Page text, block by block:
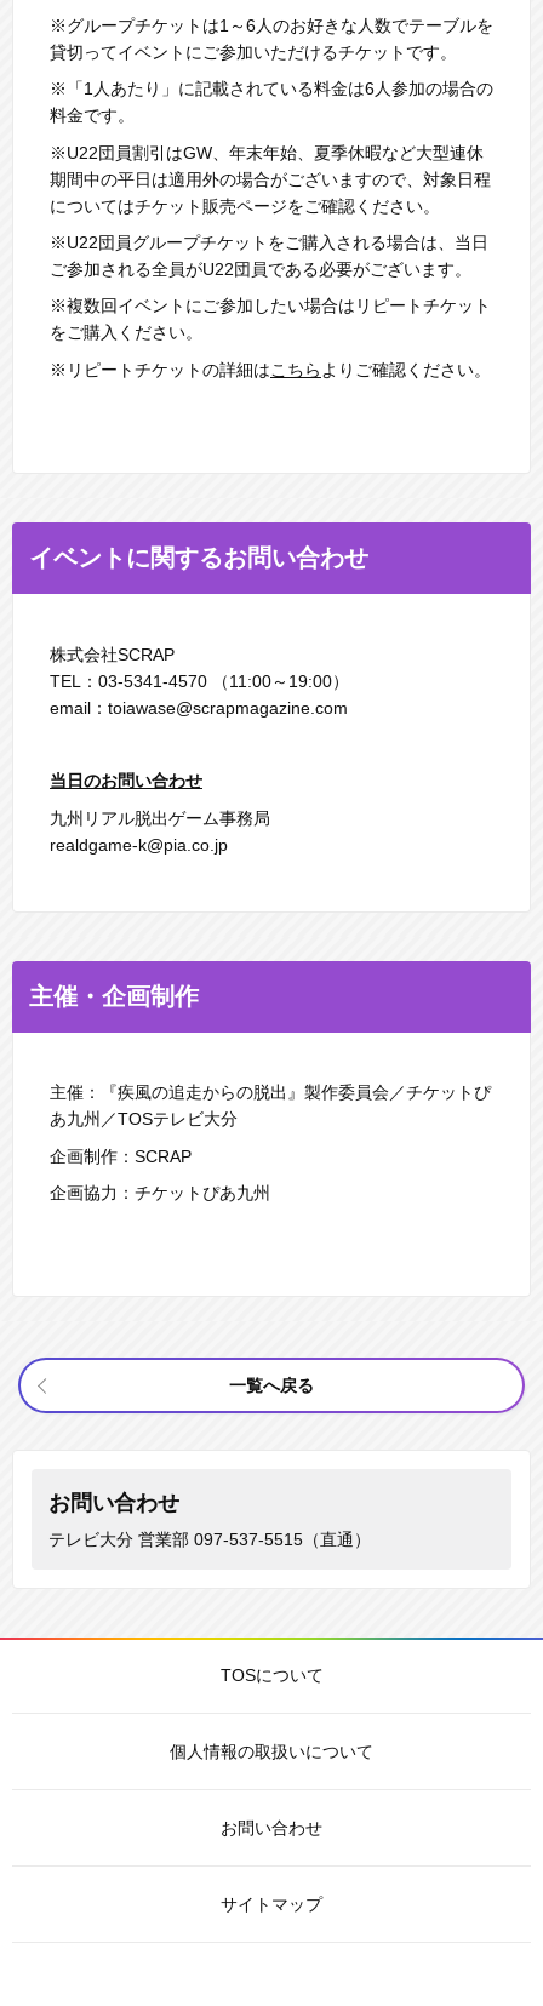
※グループチケットは1～6人のお好きな人数でテーブルを
貸切ってイベントにご参加いただけるチケットです。
※「1人あたり」に記載されている料金は6人参加の場合の
料金です。
※U22団員割引はGW、年末年始、夏季休暇など大型連休
期間中の平日は適用外の場合がございますので、対象日程
についてはチケット販売ページをご確認ください。
※U22団員グループチケットをご購入される場合は、当日
ご参加される全員がU22団員である必要がございます。
※複数回イベントにご参加したい場合はリピートチケット
をご購入ください。
※リピートチケットの詳細はこちら よりご確認ください。
イベントに関するお問い合わせ
株式会社SCRAP
TEL：03-5341-4570 （11:00～19:00）
email：toiawase@scrapmagazine.com
当日のお問い合わせ
九州リアル脱出ゲーム事務局
realdgame-k@pia.co.jp
主催・企画制作
主催：『疾風の追走からの脱出』製作委員会／チケットぴ
あ九州／TOSテレビ大分
企画制作：SCRAP
企画協力：チケットぴあ九州
一覧へ戻る
お問い合わせ
テレビ大分 営業部 097-537-5515（直通）
TOSについて
個人情報の取扱いについて
お問い合わせ
サイトマップ